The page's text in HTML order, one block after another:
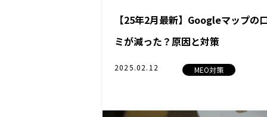
【25年2月最新】Googleマップの
ミが減った？原因と対策
2025.02.12 MEO対策